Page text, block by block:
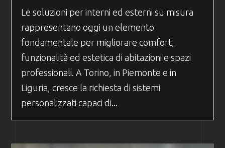
Le soluzioni per interni ed esterni su misura
rappresentano oggi un elemento
fondamentale per migliorare comfort,
funzionalità ed estetica di abitazioni e spazi
professionali. A Torino, in Piemonte e in
Liguria, cresce la richiesta di sistemi
personalizzati capaci di...